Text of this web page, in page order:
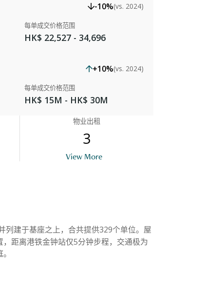
-10%(vs. 2024)
每单成交价格范围
HK$ 22,527 - 34,696
+10%(vs. 2024)
每单成交价格范围
HK$ 15M - HK$ 30M
物业出租
3
View More
列建于基座之上，合共提供329个单位。屋
距离港铁金钟站仅5分钟步程，交通极为